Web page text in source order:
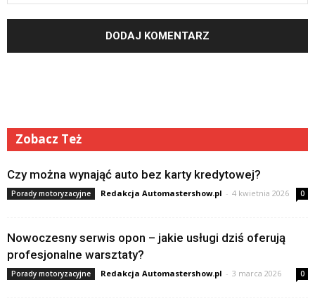
Zobacz Też
Czy można wynająć auto bez karty kredytowej?
Porady motoryzacyjne Redakcja Automastershow.pl - 4 kwietnia 2026 0
Nowoczesny serwis opon – jakie usługi dziś oferują
profesjonalne warsztaty?
Porady motoryzacyjne Redakcja Automastershow.pl - 3 marca 2026 0